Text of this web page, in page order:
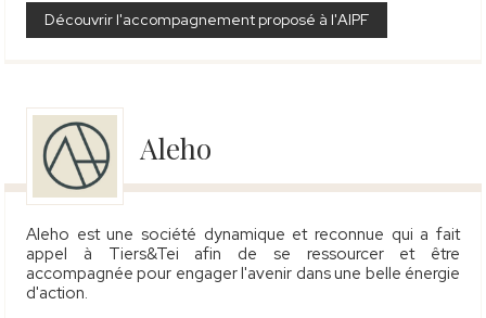
Découvrir l'accompagnement proposé à l'AIPF
Aleho
Aleho est une société dynamique et reconnue qui a fait
appel à Tiers&Tei afin de se ressourcer et être
accompagnée pour engager l'avenir dans une belle énergie
d'action.